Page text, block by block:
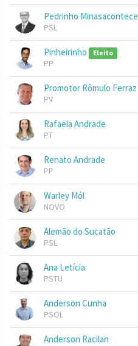
Pedrinho Minasacontece
PSL
Pinheirinho Eleito
PP
Promotor Rômulo Ferraz
PV
Rafaela Andrade
PT
Renato Andrade
PP
Warley Mól
NOVO
Alemão do Sucatão
PSL
Ana Letícia
PSTU
Anderson Cunha
PSOL
Anderson Racilan